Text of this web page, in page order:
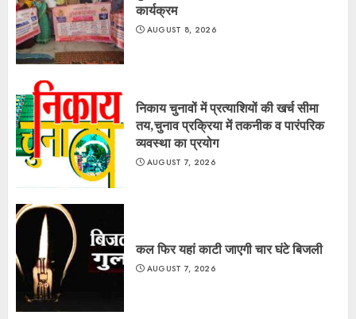
कार्यक्रम
AUGUST 8, 2026
निकाय चुनावों में प्रत्याशियों की खर्च सीमा
तय,चुनाव प्रक्रिया में तकनीक व पारंपरिक
व्यवस्था का प्रयोग
AUGUST 7, 2026
कल फिर यहां काटी जाएगी चार घंटे बिजली
AUGUST 7, 2026